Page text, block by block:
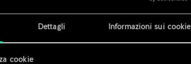
Dettagli Informazioni sui cookie
cookie